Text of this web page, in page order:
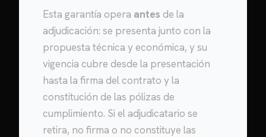
Esta garantía opera antes de la
adjudicación: se presenta junto con la
propuesta técnica y económica, y su
vigencia cubre desde la presentación
hasta la firma del contrato y la
constitución de las pólizas de
cumplimiento. Si el adjudicatario se
retira, no firma o no constituye las